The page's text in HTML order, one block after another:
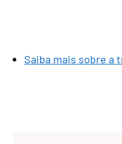
Saiba mais sobre a